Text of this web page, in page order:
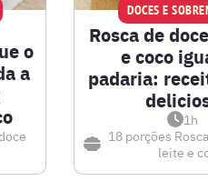
o
a
DOCES E
Rosca de
e coco
padaria:
1h
18 porções
leite e